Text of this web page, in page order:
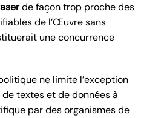
de façon trop proche des
de l’Œuvre sans
une concurrence
ne limite l’exception
textes et de données à
par des organismes de